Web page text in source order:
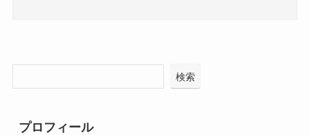
検索
プロフィール